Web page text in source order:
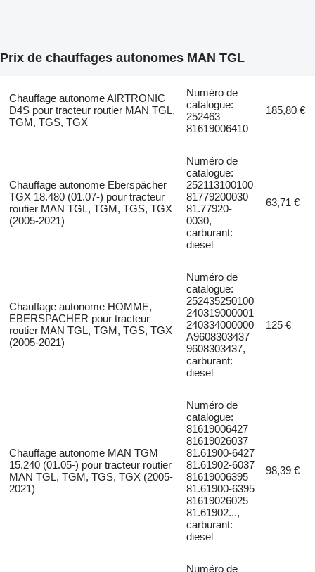
Prix de chauffages autonomes MAN TGL
Chauffage autonome AIRTRONIC
D4S pour tracteur routier MAN TGL,
TGM, TGS, TGX
Numéro de
catalogue:
252463
81619006410
185,80 €
Chauffage autonome Eberspächer
TGX 18.480 (01.07-) pour tracteur
routier MAN TGL, TGM, TGS, TGX
(2005-2021)
Numéro de
catalogue:
252113100100
81779200030
81.77920-
0030,
carburant:
diesel
63,71 €
Chauffage autonome HOMME,
EBERSPACHER pour tracteur
routier MAN TGL, TGM, TGS, TGX
(2005-2021)
Numéro de
catalogue:
252435250100
240319000001
240334000000
A9608303437
9608303437,
carburant:
diesel
125 €
Chauffage autonome MAN TGM
15.240 (01.05-) pour tracteur routier
MAN TGL, TGM, TGS, TGX (2005-
2021)
Numéro de
catalogue:
81619006427
81619026037
81.61900-6427
81.61902-6037
81619006395
81.61900-6395
81619026025
81.61902...,
carburant:
diesel
98,39 €
Numéro de